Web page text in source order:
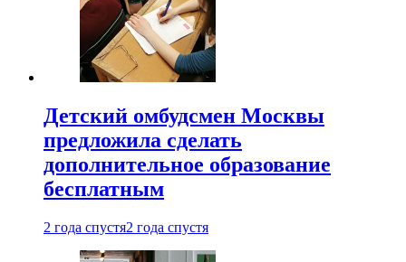
Детский омбудсмен Москвы
предложила сделать
дополнительное образование
бесплатным
2 года спустя2 года спустя